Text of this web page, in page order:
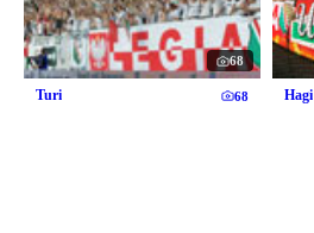
68
Turi 68 Hagi